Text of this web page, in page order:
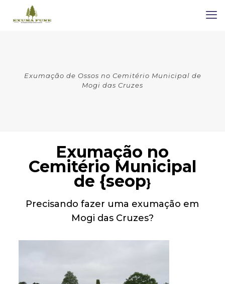
Exumação de Ossos no Cemitério Municipal de
Mogi das Cruzes
Exumação no
Cemitério Municipal
de {seop}
Precisando fazer uma exumação em
Mogi das Cruzes?